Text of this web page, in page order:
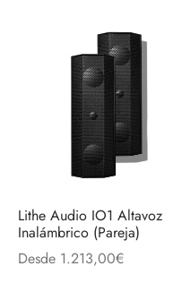
Lithe Audio IO1 Altavoz
Inalámbrico (Pareja)
Desde 1.213,00€